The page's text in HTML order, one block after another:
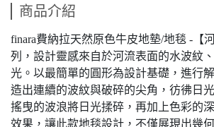
商品介紹
finara費納拉天然原色牛皮地墊/地毯 -【
列，設計靈感來自於河流表面的水波紋
光。以最簡單的圓形為設計基礎，進行
造出連續的波紋與破碎的尖角，彷彿日
搖曳的波浪將日光揉碎，再加上色彩的
效果，讓此款地毯設計，不僅展現出幾